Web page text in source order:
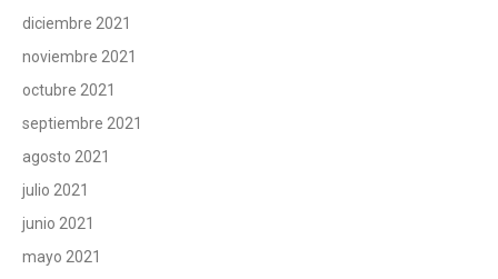
diciembre 2021
noviembre 2021
octubre 2021
septiembre 2021
agosto 2021
julio 2021
junio 2021
mayo 2021